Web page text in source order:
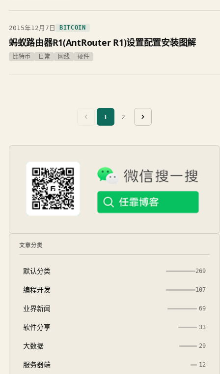
2015年12月7日 BITCOIN
蚂蚁路由器R1(AntRouter R1)设置配置安装图解
比特币 日常 网线 硬件
1 2
文章分类
默认分类 269
编程开发 107
业界新闻 69
软件分享 33
大数据 29
服务器端 12